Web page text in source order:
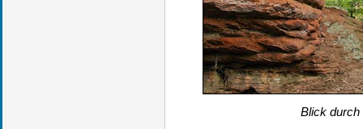
Blick durch